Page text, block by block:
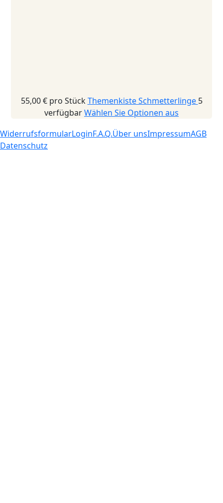
55,00 € pro Stück Themenkiste Schmetterlinge 5
verfügbarWählen Sie Optionen aus
WiderrufsformularLoginF.A.Q.Über unsImpressumAGB
Datenschutz